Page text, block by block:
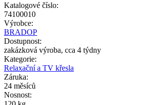
Katalogové číslo:
74100010
Výrobce:
BRADOP
Dostupnost:
zakázková výroba, cca 4 týdny
Kategorie:
Relaxační a TV křesla
Záruka:
24 měsíců
Nosnost: